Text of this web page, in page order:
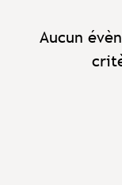
Aucun